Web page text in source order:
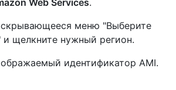
меню "Выберите
и щелкните нужный регион.
идентификатор AMI.